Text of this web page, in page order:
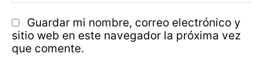
Guardar mi nombre, correo electrónico y
sitio web en este navegador la próxima vez
que comente.